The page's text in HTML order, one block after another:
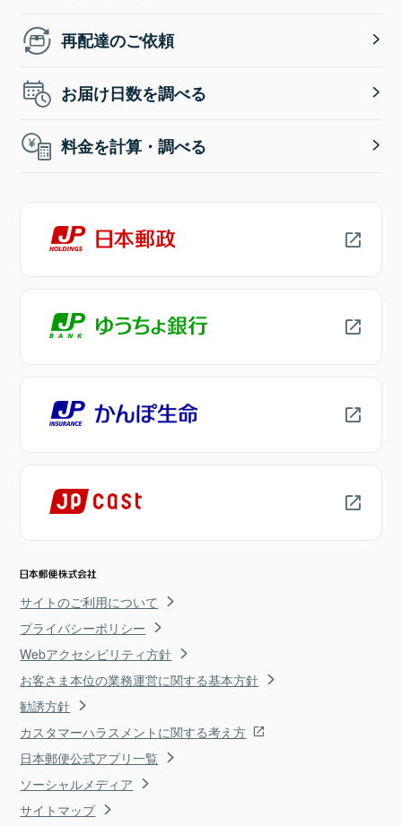
再配達のご依頼
お届け日数を調べる
料金を計算・調べる
サイトのご利用について
プライバシーポリシー
Webアクセシビリティ方針
お客さま本位の業務運営に関する基本方針
勧誘方針
カスタマーハラスメントに関する考え方
日本郵便公式アプリ一覧
ソーシャルメディア
サイトマップ